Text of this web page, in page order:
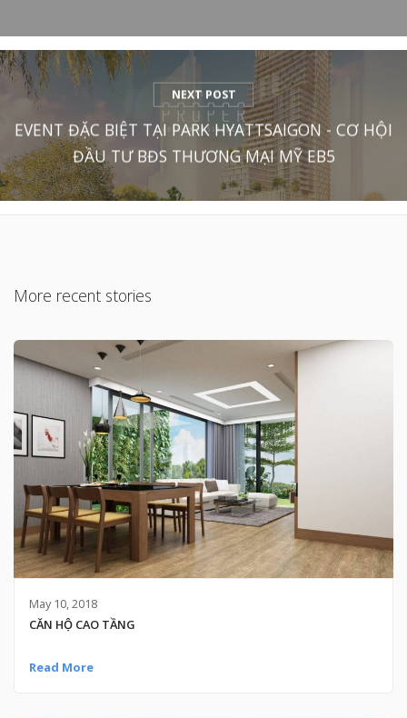
NEXT POST
EVENT ĐẶC BIỆT TẠI PARK HYATTSAIGON - CƠ HỘI
ĐẦU TƯ BĐS THƯƠNG MẠI MỸ EB5
More recent stories
May 10, 2018
CĂN HỘ CAO TẦNG
Read More